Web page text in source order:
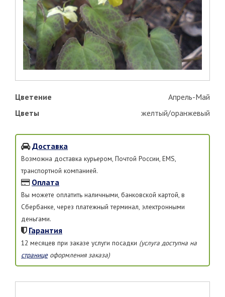
Цветение
Апрель-Май
Цветы
желтый/оранжевый
Доставка
Возможна доставка курьером, Почтой России, EMS,
транспортной компанией.
Оплата
Вы можете оплатить наличными, банковской картой, в
Сбербанке, через платежный терминал, электронными
деньгами.
Гарантия
12 месяцев при заказе услуги посадки (услуга доступна на
страницеоформления заказа)